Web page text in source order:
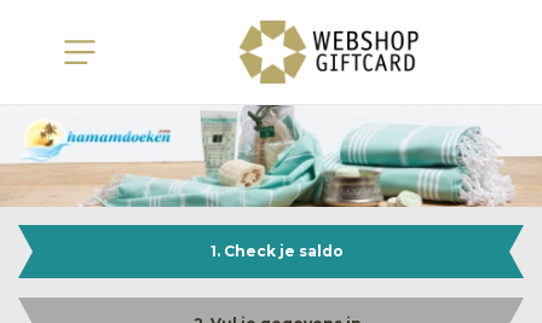
1. Check je saldo